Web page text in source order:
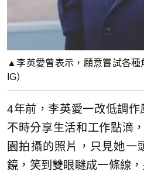
▲李英愛曾表示，願意嘗試各種
IG）
4年前，李英愛一改低調作
不時分享生活和工作點滴
園拍攝的照片，只見她一
鏡，笑到雙眼瞇成一條線